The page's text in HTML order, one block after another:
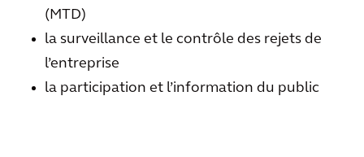
(MTD)
la surveillance et le contrôle des rejets de
l’entreprise
la participation et l’information du public